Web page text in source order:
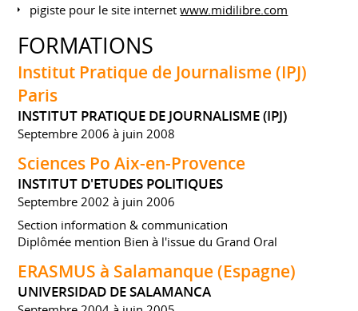
pigiste pour le site internetwww.midilibre.com
FORMATIONS
Institut Pratique de Journalisme (IPJ)
Paris
INSTITUT PRATIQUE DE JOURNALISME (IPJ)
Septembre 2006 à juin 2008
Sciences Po Aix-en-Provence
INSTITUT D'ETUDES POLITIQUES
Septembre 2002 à juin 2006
Section information & communication
Diplômée mention Bien à l'issue du Grand Oral
ERASMUS à Salamanque (Espagne)
UNIVERSIDAD DE SALAMANCA